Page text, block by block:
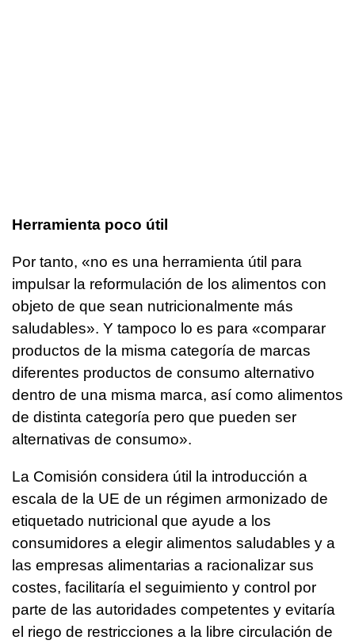
Herramienta poco útil
Por tanto, «no es una herramienta útil para
impulsar la reformulación de los alimentos con
objeto de que sean nutricionalmente más
saludables». Y tampoco lo es para «comparar
productos de la misma categoría de marcas
diferentes productos de consumo alternativo
dentro de una misma marca, así como alimentos
de distinta categoría pero que pueden ser
alternativas de consumo».
La Comisión considera útil la introducción a
escala de la UE de un régimen armonizado de
etiquetado nutricional que ayude a los
consumidores a elegir alimentos saludables y a
las empresas alimentarias a racionalizar sus
costes, facilitaría el seguimiento y control por
parte de las autoridades competentes y evitaría
el riego de restricciones a la libre circulación de